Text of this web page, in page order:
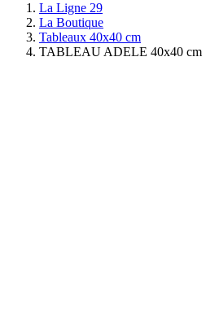
La Ligne 29
La Boutique
Tableaux 40x40 cm
TABLEAU ADELE 40x40 cm